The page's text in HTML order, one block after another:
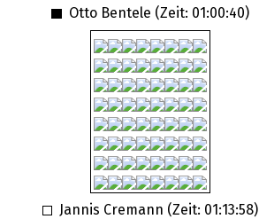
Otto Bentele (Zeit: 01:00:40)
Jannis Cremann (Zeit: 01:13:58)